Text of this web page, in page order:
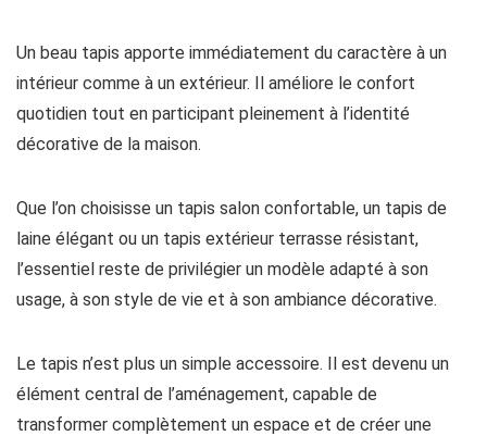
Un beau tapis apporte immédiatement du caractère à un
intérieur comme à un extérieur. Il améliore le confort
quotidien tout en participant pleinement à l’identité
décorative de la maison.
Que l’on choisisse un tapis salon confortable, un tapis de
laine élégant ou un tapis extérieur terrasse résistant,
l’essentiel reste de privilégier un modèle adapté à son
usage, à son style de vie et à son ambiance décorative.
Le tapis n’est plus un simple accessoire. Il est devenu un
élément central de l’aménagement, capable de
transformer complètement un espace et de créer une